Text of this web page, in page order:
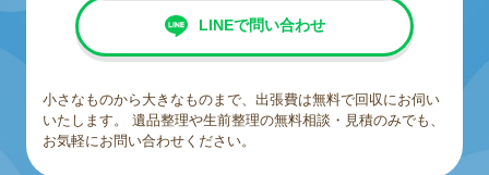
LINEで問い合わせ
小さなものから大きなものまで、出張費は無料で回収にお伺い
いたします。
遺品整理や生前整理の無料相談・見積のみでも、
お気軽にお問い合わせください。